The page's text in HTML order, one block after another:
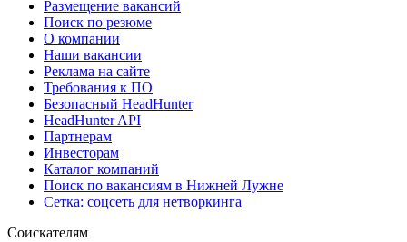
Размещение вакансий
Поиск по резюме
О компании
Наши вакансии
Реклама на сайте
Требования к ПО
Безопасный HeadHunter
HeadHunter API
Партнерам
Инвесторам
Каталог компаний
Поиск по вакансиям в Нижней Лужне
Сетка: соцсеть для нетворкинга
Соискателям